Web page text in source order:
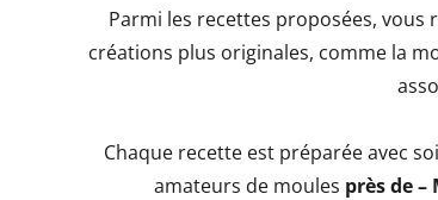
Parmi les recettes proposées, vous
créations plus originales, comme la
Chaque recette est préparée avec
amateurs de moules près de –